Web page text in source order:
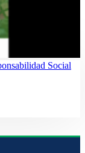
Social